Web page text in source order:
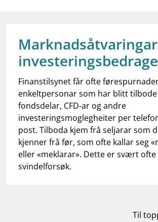
notifications_noneAbonner på nyhetsvarsel
Finanstilsynet får ofte
enkeltpersonar som har blitt tilbode
fondsdelar, CFD-ar og andre
investeringsmoglegheiter per
post. Tilboda kjem frå seljarar som
kjenner frå før, som ofte kallar seg
eller «meklarar». Dette er svært
svindelforsøk.
Til